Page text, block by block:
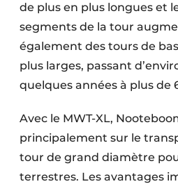
Façades
Géotextiles
Infrastructures
Rénovation
Sécurité incendie
de plus en plus longues et
segments de la tour
également des tours de
plus larges, passant
quelques années à plus de
Avec le MWT-XL,
principalement sur le
tour de grand diamètre
terrestres. Les avantages